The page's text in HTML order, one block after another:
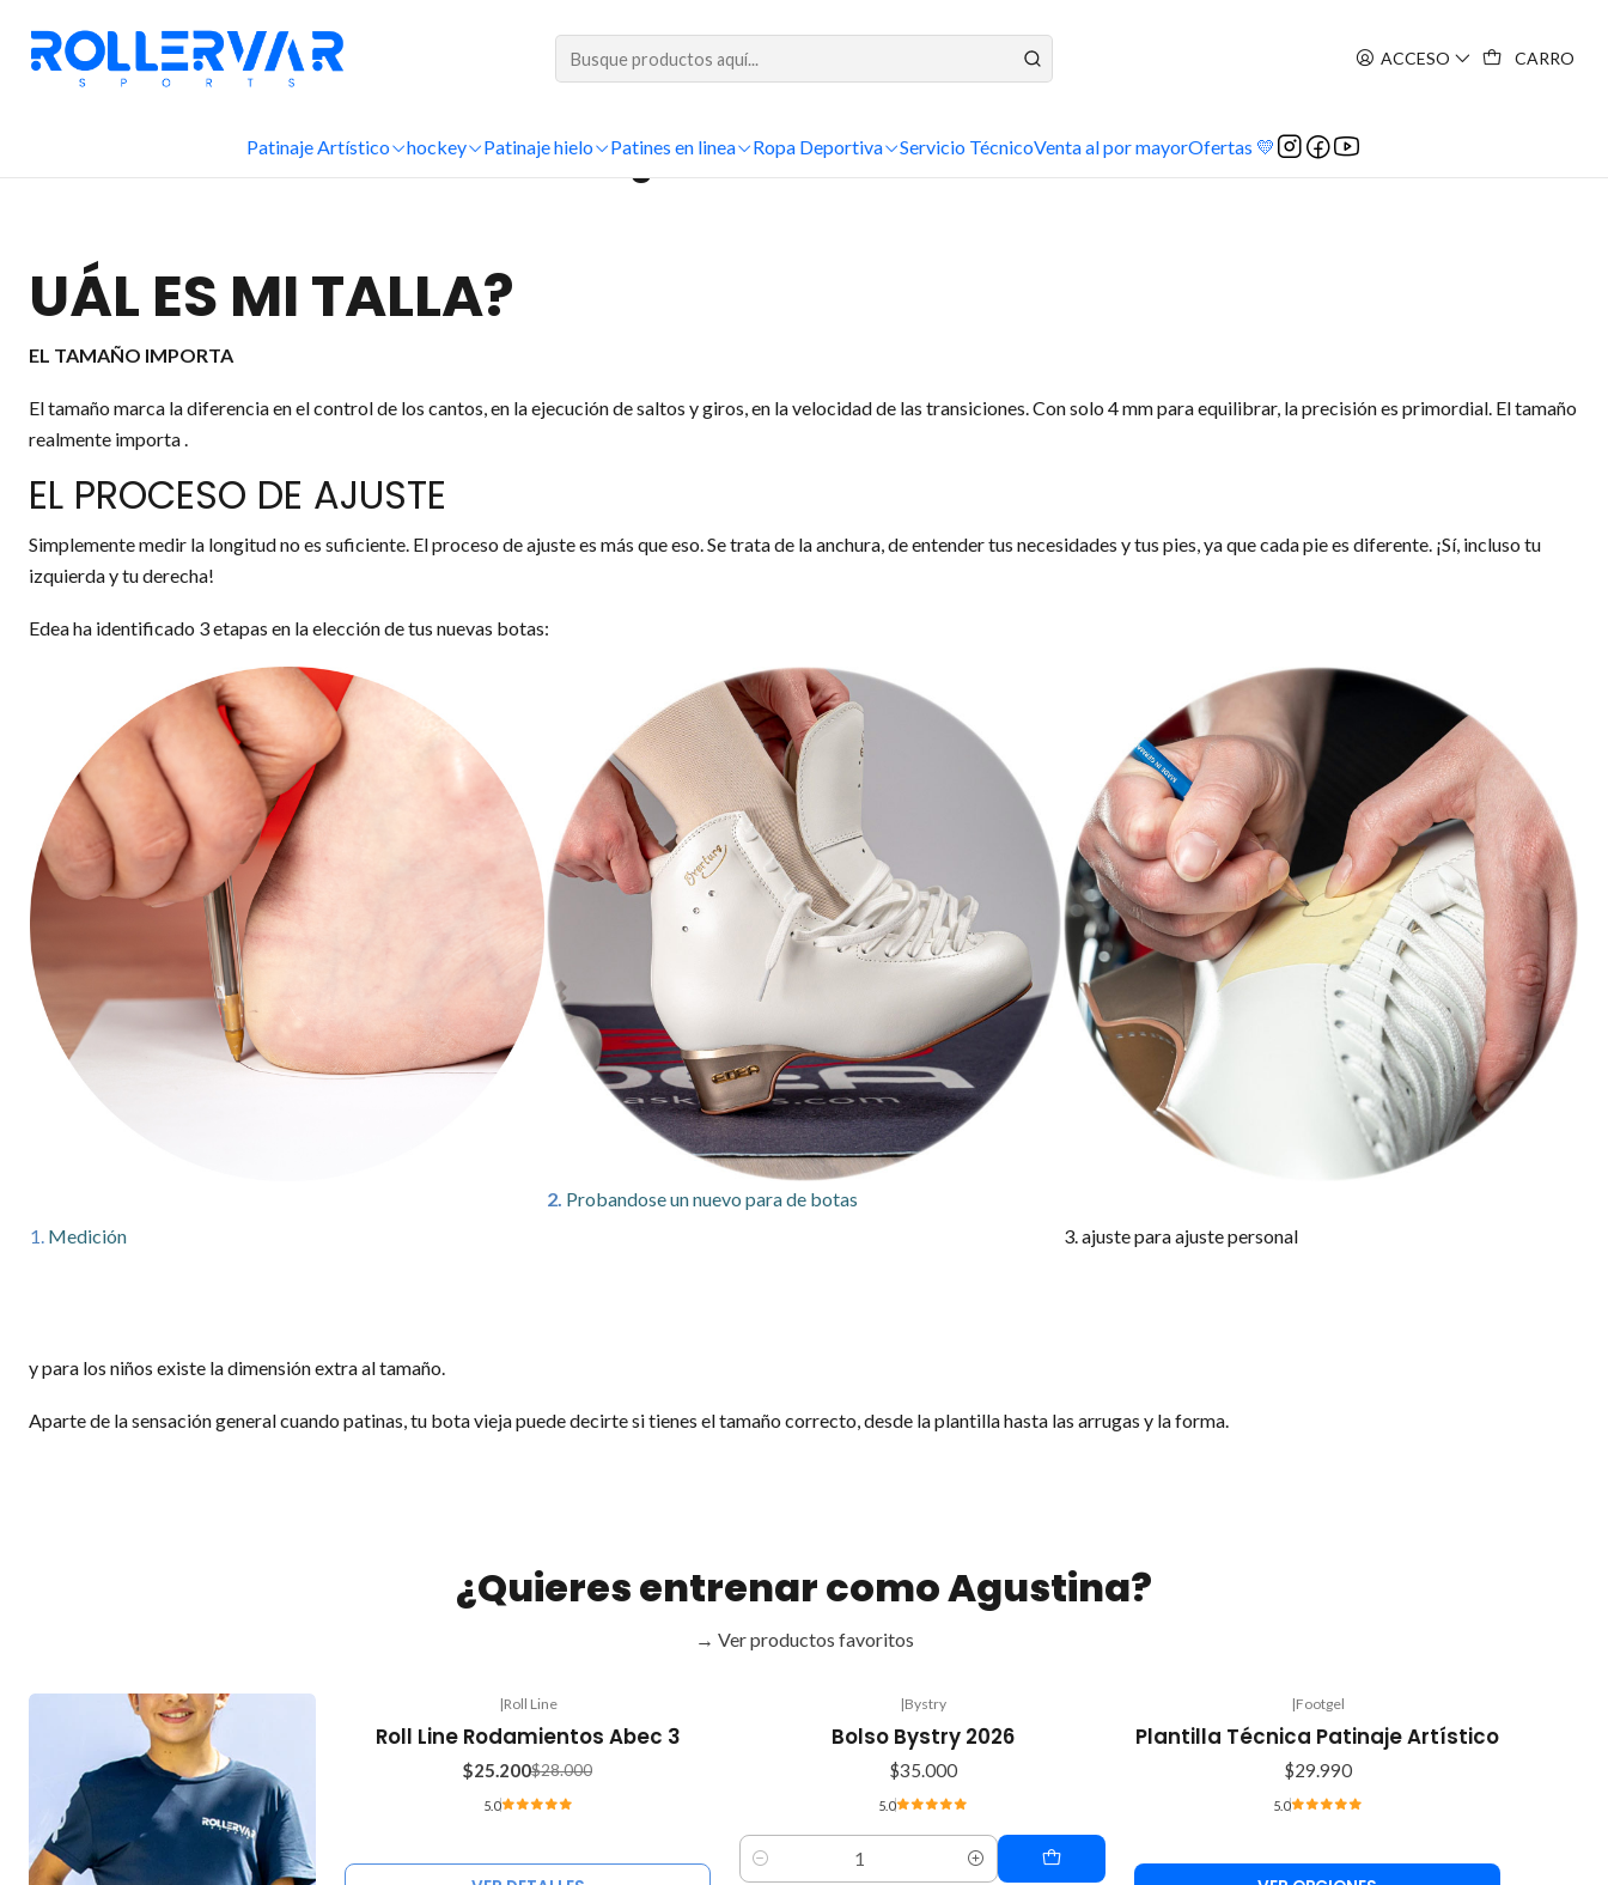
ACCESO CARRO
Patinaje Artístico hockey Patinaje hielo Patines en linea Ropa Deportiva Servicio TécnicoVenta al por mayorOfertas 💛
¿Cuál es mi talla?
UÁL ES MI TALLA?
EL TAMAÑO IMPORTA
El tamaño marca la diferencia en el control de los cantos, en la ejecución de saltos y giros, en la velocidad de las transiciones. Con solo 4 mm para equilibrar, la precisión es primordial. El tamaño
realmente importa .
EL PROCESO DE AJUSTE
Simplemente medir la longitud no es suficiente. El proceso de ajuste es más que eso. Se trata de la anchura, de entender tus necesidades y tus pies, ya que cada pie es diferente. ¡Sí, incluso tu
izquierda y tu derecha!
Edea ha identificado 3 etapas en la elección de tus nuevas botas:
1. Medición
2. Probandose un nuevo para de botas
3. ajuste para ajuste personal
y para los niños existe la dimensión extra al tamaño.
Aparte de la sensación general cuando patinas, tu bota vieja puede decirte si tienes el tamaño correcto, desde la plantilla hasta las arrugas y la forma.
¿Quieres entrenar como Agustina?
→ Ver productos favoritos
-10%
OFF
|Roll Line
Roll Line Rodamientos Abec 3
$25.200$28.000
5.0
|Bystry
Bolso Bystry 2026
$35.000
5.0
Cantidad
|Footgel
Plantilla Técnica Patinaje Artístico
$29.990
5.0